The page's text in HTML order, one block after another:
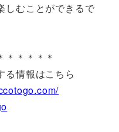
しむことができるで
＊＊＊＊＊
る情報はこちら